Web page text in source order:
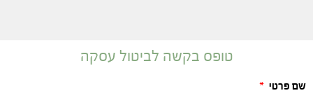
טופס בקשה לביטול עסקה
שם פרטי